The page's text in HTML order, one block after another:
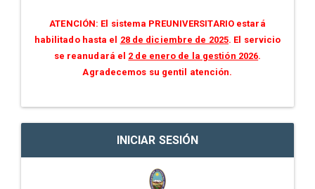
ATENCIÓN: El sistema PREUNIVERSITARIO estará
habilitado hasta el 28 de diciembre de 2025. El servicio
se reanudará el 2 de enero de la gestión 2026.
Agradecemos su gentil atención.
INICIAR SESIÓN